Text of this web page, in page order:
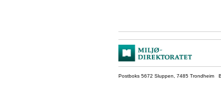
Postboks 5672 Sluppen, 7485 Trondheim